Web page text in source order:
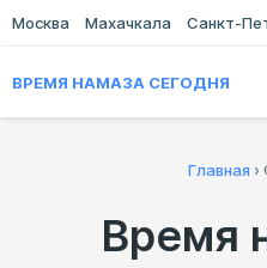
Москва Махачкала Санкт-
ВРЕМЯ НАМАЗА СЕГОДНЯ
Главная ›
Время